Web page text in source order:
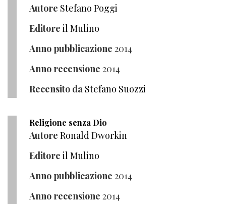
Autore Stefano Poggi
Editore il Mulino
Anno pubblicazione 2014
Anno recensione 2014
Recensito da Stefano Suozzi
Religione senza Dio
Autore Ronald Dworkin
Editore il Mulino
Anno pubblicazione 2014
Anno recensione 2014